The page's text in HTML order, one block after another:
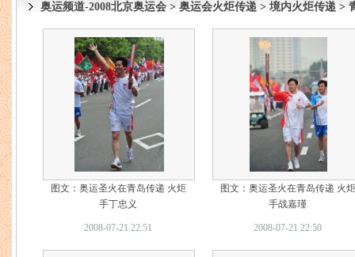
奥运频道-2008北京奥运会 > 奥运会火炬传递 > 境内火炬传递 >
图文：奥运圣火在青岛传递 火炬
手丁忠义
2008-07-21 22:51
图文：奥运圣火在青岛传递 火炬
手战嘉瑾
2008-07-21 22:50